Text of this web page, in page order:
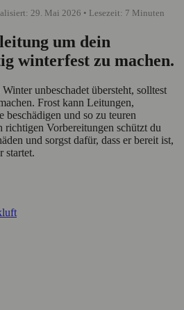
29. Mai 2026 • Lesezeit: 7 Minuten
um dein
winterfest zu machen.
unbeschadet übersteht, solltest
Frost kann Leitungen,
beschädigen und so zu teuren
richtigen Vorbereitungen schützt du
und sorgst dafür, dass er bereit ist,
startet.